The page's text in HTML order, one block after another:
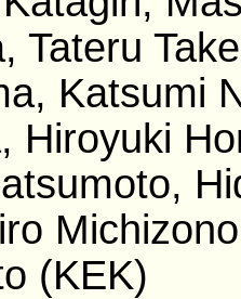
Tateru
Katsumi
Hiroyuki
(KEK)